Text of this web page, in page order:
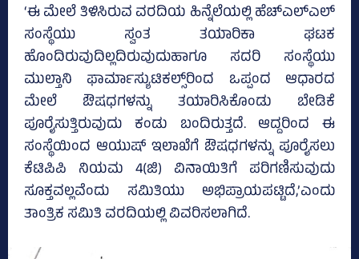
‘ಈ ಮೇಲೆ ತಿಳಿಸಿರುವ ವರದಿಯ ಹಿನ್ನೆಲೆಯಲ್ಲಿ ಹೆಚ್‌ಎಲ್‌ಎಲ್‌
ಸಂಸ್ಥೆಯು ಸ್ವಂತ ತಯಾರಿಕಾ ಘಟಕ
ಹೊಂದಿರುವುದಿಲ್ಲದಿರುವುದುಹಾಗೂ ಸದರಿ ಸಂಸ್ಥೆಯು
ಮುಲ್ತಾನಿ ಫಾರ್ಮಾಸ್ಯುಟಿಕಲ್ಸ್‌ರಿಂದ ಒಪ್ಪಂದ ಆಧಾರದ
ಮೇಲೆ ಔಷಧಗಳನ್ನು ತಯಾರಿಸಿಕೊಂಡು ಬೇಡಿಕೆ
ಪೂರೈಸುತ್ತಿರುವುದು ಕಂಡು ಬಂದಿರುತ್ತದೆ. ಆದ್ದರಿಂದ ಈ
ಸಂಸ್ಥೆಯಿಂದ ಆಯುಷ್‌ ಇಲಾಖೆಗೆ ಔಷಧಗಳನ್ನು ಪೂರೈಸಲು
ಕೆಟಿಪಿಪಿ ನಿಯಮ 4(ಜಿ) ವಿನಾಯಿತಿಗೆ ಪರಿಗಣಿಸುವುದು
ಸೂಕ್ತವಲ್ಲವೆಂದು ಸಮಿತಿಯು ಅಭಿಪ್ರಾಯಪಟ್ಟಿದೆ,’ಎಂದು
ತಾಂತ್ರಿಕ ಸಮಿತಿ ವರದಿಯಲ್ಲಿ ವಿವರಿಸಲಾಗಿದೆ.